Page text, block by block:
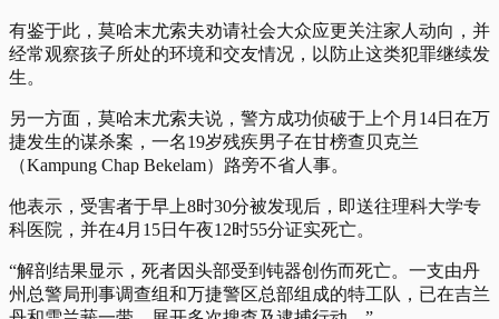
有鉴于此，莫哈末尤索夫劝请社会大众应更关注家人动向，并
经常观察孩子所处的环境和交友情况，以防止这类犯罪继续发
生。
另一方面，莫哈末尤索夫说，警方成功侦破于上个月14日在万
捷发生的谋杀案，一名19岁残疾男子在甘榜查贝克兰
（Kampung Chap Bekelam）路旁不省人事。
他表示，受害者于早上8时30分被发现后，即送往理科大学专
科医院，并在4月15日午夜12时55分证实死亡。
“解剖结果显示，死者因头部受到钝器创伤而死亡。一支由丹
州总警局刑事调查组和万捷警区总部组成的特工队，已在吉兰